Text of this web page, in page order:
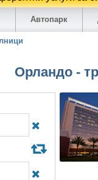
Автопарк
Орландо -